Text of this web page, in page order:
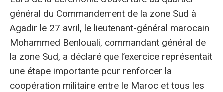
général du Commandement de la zone Sud à
Agadir le 27 avril, le lieutenant-général marocain
Mohammed Benlouali, commandant général de
la zone Sud, a déclaré que l’exercice représentait
une étape importante pour renforcer la
coopération militaire entre le Maroc et tous les